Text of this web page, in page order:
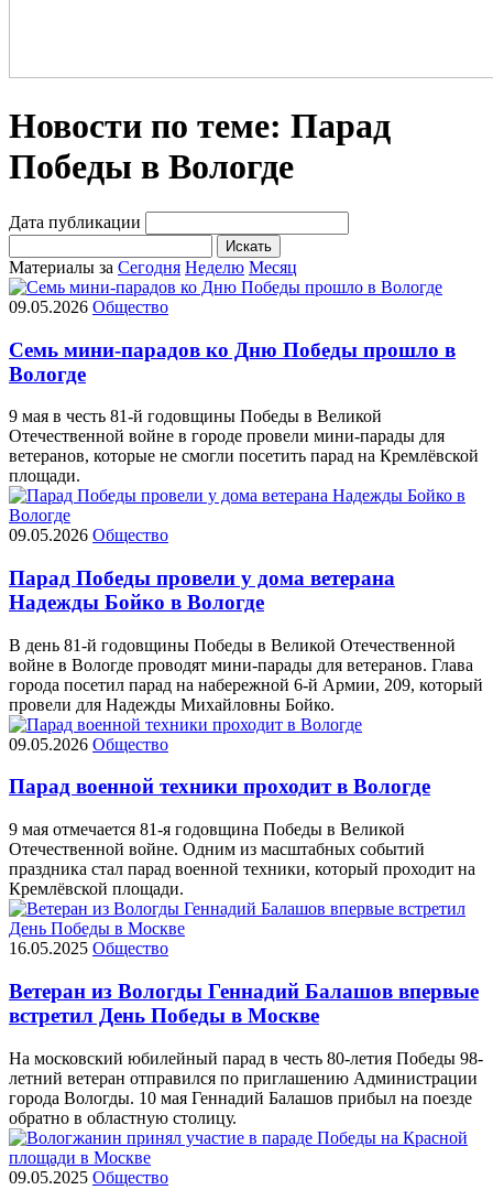
Новости по теме: Парад
Победы в Вологде
Дата публикации
Искать
Материалы за Сегодня Неделю Месяц
09.05.2026 Общество
Семь мини-парадов ко Дню Победы прошло в
Вологде
9 мая в честь 81-й годовщины Победы в Великой
Отечественной войне в городе провели мини-парады для
ветеранов, которые не смогли посетить парад на Кремлёвской
площади.
09.05.2026 Общество
Парад Победы провели у дома ветерана
Надежды Бойко в Вологде
В день 81-й годовщины Победы в Великой Отечественной
войне в Вологде проводят мини-парады для ветеранов. Глава
города посетил парад на набережной 6-й Армии, 209, который
провели для Надежды Михайловны Бойко.
09.05.2026 Общество
Парад военной техники проходит в Вологде
9 мая отмечается 81-я годовщина Победы в Великой
Отечественной войне. Одним из масштабных событий
праздника стал парад военной техники, который проходит на
Кремлёвской площади.
16.05.2025 Общество
Ветеран из Вологды Геннадий Балашов впервые
встретил День Победы в Москве
На московский юбилейный парад в честь 80-летия Победы 98-
летний ветеран отправился по приглашению Администрации
города Вологды. 10 мая Геннадий Балашов прибыл на поезде
обратно в областную столицу.
09.05.2025 Общество